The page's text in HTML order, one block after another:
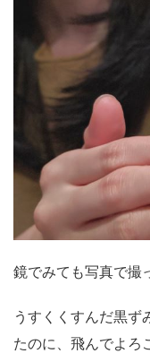
鏡でみても写真で撮
うすくくすんだ黒ず
たのに、飛んでよろ